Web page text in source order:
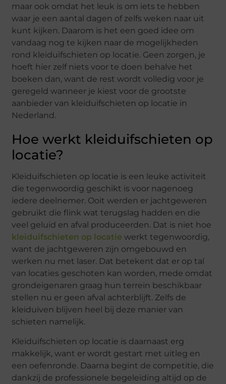
maar ook omdat het leuk is om iets te hebben
waar je een aantal dagen of zelfs weken naar uit
kunt kijken. Daarom is het een goed idee om
vandaag nog te kijken naar de mogelijkheden
rond kleiduifschieten op locatie. Geen zorgen, je
hoeft hier zelf niets voor te doen behalve het
boeken dan, want de rest wordt volledig voor je
geregeld wanneer je kiest voor de grootste
aanbieder van kleiduifschieten op locatie in
Nederland.
Hoe werkt kleiduifschieten op
locatie?
Kleiduifschieten op locatie is een leuke activiteit
die tegenwoordig geschikt is voor nagenoeg
iedere deelnemer. Ooit werden er jachtgeweren
gebruikt die flink wat terugslag hadden en die
veel geluid en afval produceerden. Dat is niet hoe
kleiduifschieten op locatie werkt tegenwoordig,
want de jachtgeweren zijn omgebouwd en
werken nu met laser. Dat betekent dat er op tal
van locaties geschoten kan worden, mede omdat
grondeigenaren graag hun terrein beschikbaar
stellen nu er geen afval achterblijft. Zelfs de
kleiduiven blijven heel bij deze manier van
schieten namelijk.
Kleiduifschieten op locatie is daarnaast erg
makkelijk, want er wordt gestart met uitleg en
een oefenronde. Daarna begint de competitie, die
dankzij de professionele begeleiding altijd op de